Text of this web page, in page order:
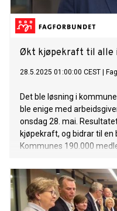
Økt kjøpekraft til alle
28.5.2025 01:00:00 CEST
Det ble løsning i
ble enige med
onsdag 28. mai.
kjøpekraft, og bidrar til
Kommunes 190.000